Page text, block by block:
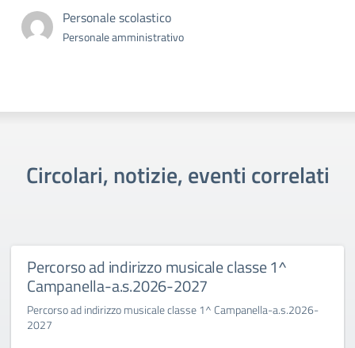
Personale scolastico
Personale amministrativo
Circolari, notizie, eventi correlati
Percorso ad indirizzo musicale classe 1^
Campanella-a.s.2026-2027
Percorso ad indirizzo musicale classe 1^ Campanella-a.s.2026-
2027